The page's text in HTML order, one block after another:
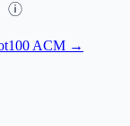
ⓘ
ACM →